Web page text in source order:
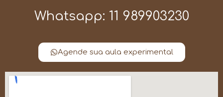
Whatsapp: 11 989903230
Agende sua aula experimental